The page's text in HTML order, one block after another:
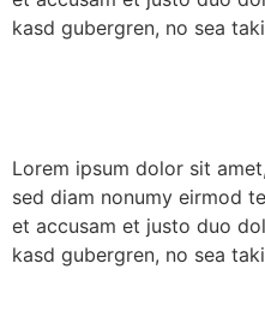
kasd gubergren, no sea
Lorem ipsum dolor sit
sed diam nonumy eirmod
et accusam et justo duo
kasd gubergren, no sea